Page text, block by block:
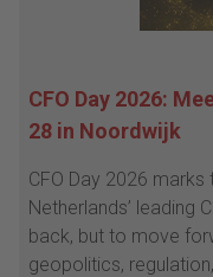
CFO Day 2026:
28 in Noordwijk
CFO Day 2026
Netherlands’ leading
back, but to move
geopolitics,